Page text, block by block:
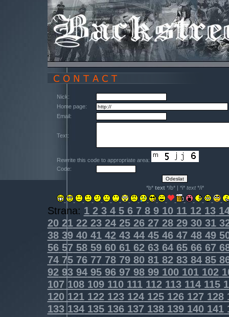
Nick:
Home page:
Email:
Text:
Rewrite this code to appropriate area:
Code:
*b* text*/b* | *i* text*/i*
Strana: 12345678910111213
202122232425262728293031
383940414243444546474849
565758596061626364656667
747576777879808182838485
9293949596979899100101102
107108109110111112113114115
120121122123124125126127128
133134135136137138139140141